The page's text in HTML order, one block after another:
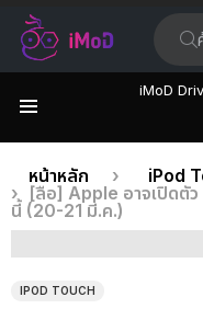
iMoD
เรื่อง
ล่าสุด
คุณอยู่ที่นี่:
หน้าหลัก
iPod
[ลือ] Apple อาจเปิดตั
นี้ (20-21 มี.ค.)
IPOD TOUCH